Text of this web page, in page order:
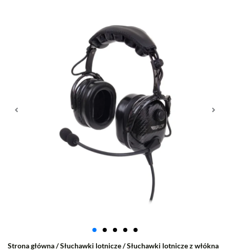
Strona główna/Słuchawki lotnicze/ Słuchawki lotnicze z włókna